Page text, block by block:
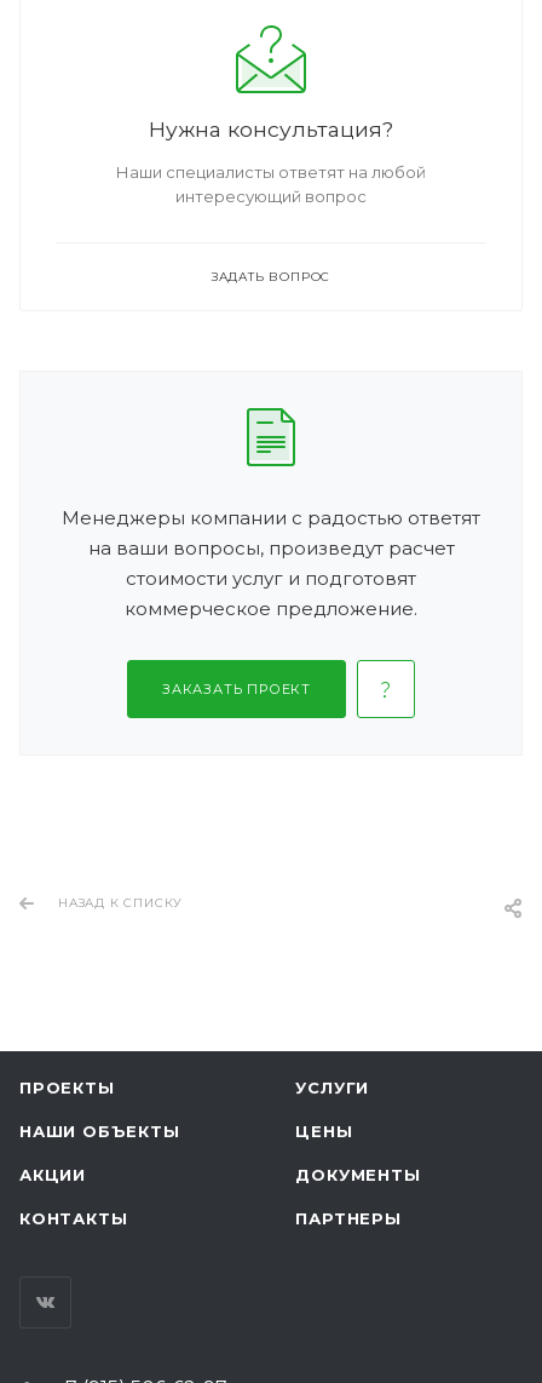
Нужна консультация?
Наши специалисты ответят на любой
интересующий вопрос
ЗАДАТЬ ВОПРОС
Менеджеры компании с радостью ответят
на ваши вопросы, произведут расчет
стоимости услуг и подготовят
коммерческое предложение.
ЗАКАЗАТЬ ПРОЕКТ
НАЗАД К СПИСКУ
ПРОЕКТЫ УСЛУГИ
НАШИ ОБЪЕКТЫ ЦЕНЫ
АКЦИИ ДОКУМЕНТЫ
КОНТАКТЫ ПАРТНЕРЫ